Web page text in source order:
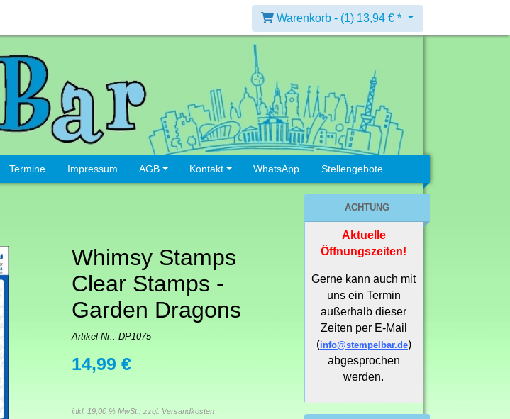
Warenkorb - (1) 13,94 € *
Termine Impressum AGB Kontakt WhatsApp Stellengebote
Whimsy Stamps
Clear Stamps -
Garden Dragons
Artikel-Nr.: DP1075
14,99 €
inkl. 19,00 % MwSt., zzgl. Versandkosten
ACHTUNG
Aktuelle
Öffnungszeiten!
Gerne kann auch mit
uns ein Termin
außerhalb dieser
Zeiten per E-Mail
(info@stempelbar.de)
abgesprochen
werden.